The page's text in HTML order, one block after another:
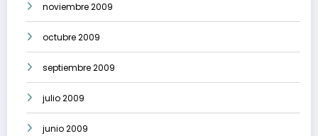
noviembre 2009
octubre 2009
septiembre 2009
julio 2009
junio 2009